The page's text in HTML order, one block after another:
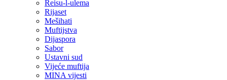
Reisu-l-ulema
Rijaset
Mešihati
Muftijstva
Dijaspora
Sabor
Ustavni sud
Vijeće muftija
MINA vijesti